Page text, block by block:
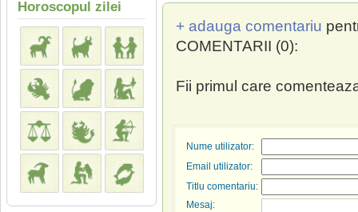
Horoscopul zilei
+ adauga comentariu
COMENTARII (0):
Fii primul care
Nume utilizator:
Email utilizator:
Titlu comentariu:
Mesaj: